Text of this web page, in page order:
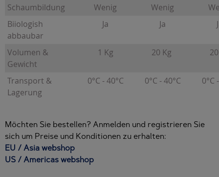
Schaumbildung
Wenig Wenig
Biiologish
abbaubar
Ja Ja
Volumen &
Gewicht
1 Kg 20 Kg
Transport &
Lagerung
0°C - 40°C 0°C - 40°C 0°C
Möchten Sie bestellen? Anmelden und registrieren Sie
sich um Preise und Konditionen zu erhalten:
EU / Asia webshop
US / Americas webshop